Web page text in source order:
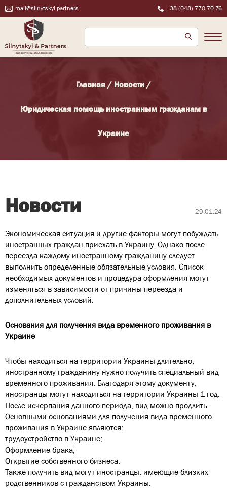
mail@silnytskyi.partners +38 (048) 770 70 76
Главная / Новости /
Юридическая помощь иностранным гражданам в
Украине
Новости 29.01.24
Экономическая ситуация и другие факторы могут побуждать
иностранных граждан приехать в Украину. Однако после
переезда каждому иностранному гражданину следует
выполнить определенные обязательные условия. Список
необходимых документов и процедура оформления могут
изменяться в зависимости от причины переезда и
дополнительных условий.
Основания для получения вида временного проживания в
Украине
Чтобы находиться на территории Украины длительно,
иностранному гражданину нужно получить специальный вид
временного проживания. Благодаря этому документу,
иностранцы могут находиться на территории Украины 1 год.
После исчерпания данного периода, вид можно продлить.
Основными основаниями для получения вида временного
проживания в Украине являются:
трудоустройство в Украине;
Оформление брака;
Открытие собственного бизнеса.
Также получить вид могут иностранцы, имеющие близких
родственников с гражданством Украины.